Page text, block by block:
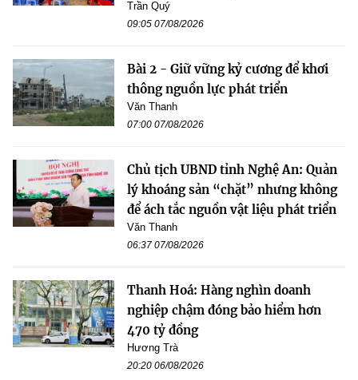
Trần Quý
09:05 07/08/2026
Bài 2 - Giữ vững kỷ cương để khơi
thông nguồn lực phát triển
Văn Thanh
07:00 07/08/2026
Chủ tịch UBND tỉnh Nghệ An: Quản
lý khoáng sản “chặt” nhưng không
để ách tắc nguồn vật liệu phát triển
Văn Thanh
06:37 07/08/2026
Thanh Hoá: Hàng nghìn doanh
nghiệp chậm đóng bảo hiểm hơn
470 tỷ đồng
Hương Trà
20:20 06/08/2026